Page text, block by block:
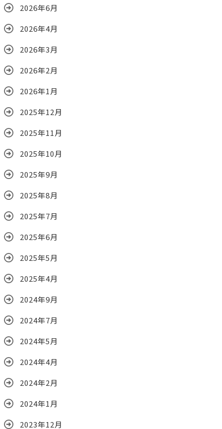
2026年6月
2026年4月
2026年3月
2026年2月
2026年1月
2025年12月
2025年11月
2025年10月
2025年9月
2025年8月
2025年7月
2025年6月
2025年5月
2025年4月
2024年9月
2024年7月
2024年5月
2024年4月
2024年2月
2024年1月
2023年12月